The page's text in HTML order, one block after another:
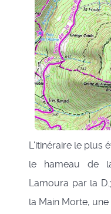
L'itinéraire le plus
le hameau de
Lamoura par la
la Main Morte,